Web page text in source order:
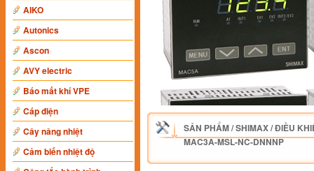
AIKO
Autonics
Ascon
AVY electric
Báo mất khí VPE
Cáp điện
Cây nâng nhiệt
Cảm biến nhiệt độ
SẢN PHẨM/SHIMAX/ĐIỀU
MAC3A-MSL-NC-DNNNP